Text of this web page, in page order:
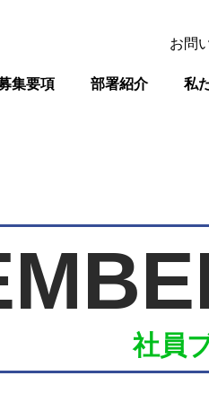
集要項 部署紹介 私
お問
社員